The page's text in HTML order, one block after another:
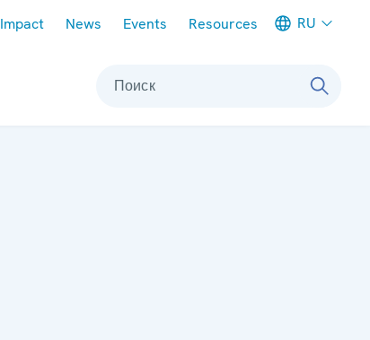
Impact News Events Resources RU
Поиск